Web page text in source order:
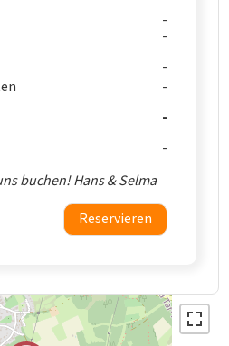
buchen! Hans & Selma
Reservieren